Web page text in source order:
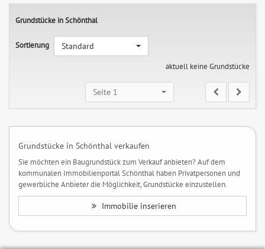
Grundstücke in Schönthal
Sortierung
Standard
aktuell keine Grundstücke
Seite 1
Grundstücke in Schönthal verkaufen
Sie möchten ein Baugrundstück zum Verkauf anbieten? Auf dem
kommunalen Immobilienportal Schönthal haben Privatpersonen und
gewerbliche Anbieter die Möglichkeit, Grundstücke einzustellen.
Immobilie inserieren